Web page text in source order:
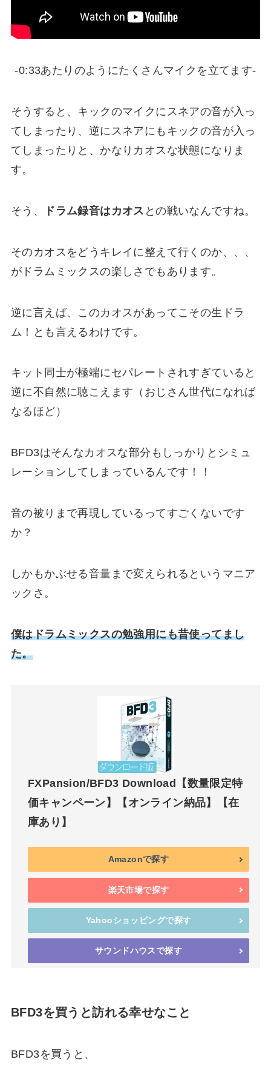
-0:33あたりのようにたくさんマイクを立てます-
そうすると、 キックのマイクにスネアの音が入っ
てしまったり 、逆にスネアにもキックの音が入っ
てしまったりと、かなりカオスな状態になりま
す。
そう、 ドラム録音はカオス との戦いなんですね。
そのカオスをどうキレイに整えて行くのか、、、
が ドラムミックスの楽しさ でもあります。
逆に言えば、このカオスがあってこその生ドラ
ム！ とも言えるわけです。
キット同士が極端にセパレートされすぎていると
逆に不自然に聴こえます（ おじさん世代になれば
なるほど ）
BFD3はそんなカオスな部分もしっかりとシミュ
レーションしてしまっているんです！！
音の被りまで再現している ってすごくないです
か？
しかもかぶせる音量まで変えられるというマニア
ックさ。
僕はドラムミックスの勉強用にも昔使ってまし
た。
FXPansion/BFD3 Download【数量限定特
価キャンペーン】【オンライン納品】【在
庫あり】
Amazonで探す
楽天市場で探す
Yahooショッピングで探す
サウンドハウスで探す
BFD3を買うと訪れる幸せなこと
BFD3を買うと、